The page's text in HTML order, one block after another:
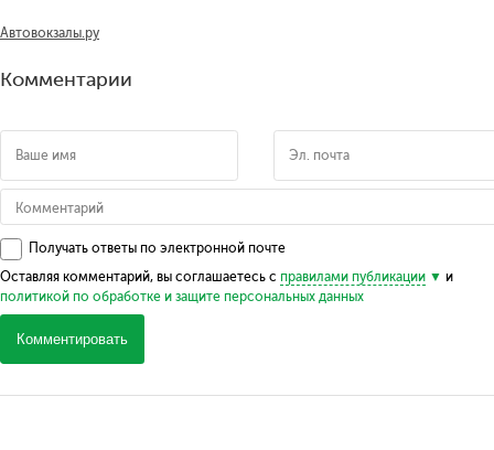
Автовокзалы.ру
Комментарии
Получать ответы по электронной почте
Оставляя комментарий, вы соглашаетесь с правилами публикации
и
политикой по обработке и защите персональных данных
Комментировать